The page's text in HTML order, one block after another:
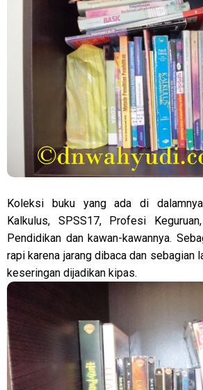
Koleksi buku yang ada di
Kalkulus, SPSS17, Profesi
Pendidikan dan kawan-kawannya.
rapi karena jarang dibaca dan sebagian
keseringan dijadikan kipas.